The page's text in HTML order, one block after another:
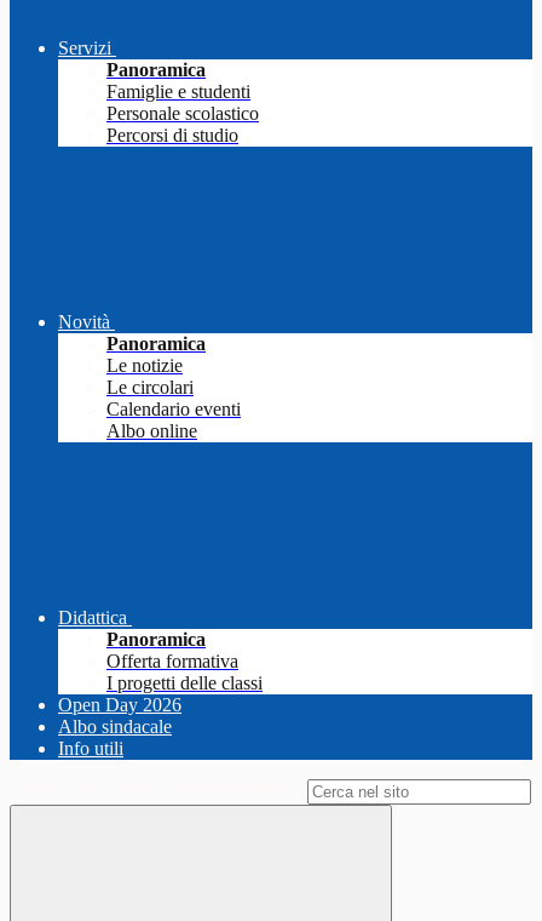
Servizi
Panoramica
Famiglie e studenti
Personale scolastico
Percorsi di studio
Novità
Panoramica
Le notizie
Le circolari
Calendario eventi
Albo online
Didattica
Panoramica
Offerta formativa
I progetti delle classi
Open Day 2026
Albo sindacale
Info utili